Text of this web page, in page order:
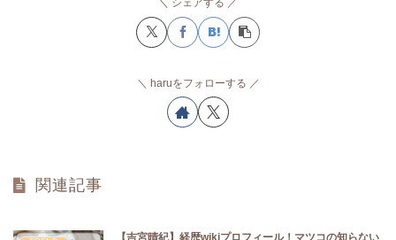
シェアする
haruをフォローする
関連記事
【吉宮晴紀】経歴wikiプロフィール！マツコの知らない